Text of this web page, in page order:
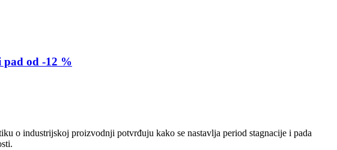
od -12 %
o industrijskoj proizvodnji potvrđuju kako se nastavlja period stagnacije i pada